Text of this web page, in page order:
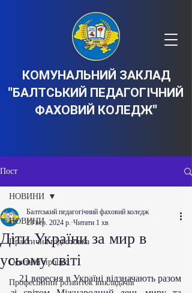
КОМУНАЛЬНИЙ ЗАКЛАД
"БАЛТСЬКИЙ ПЕДАГОГІЧНИЙ
ФАХОВИЙ КОЛЕДЖ"
Пост
НОВИНИ
Практична підготовка
Освітній процес
Професійний розвиток викладачів
НОВИНИ
Діти України за мир в
усьому світі
Балтський педагогічний фаховий коледж
23 вер. 2024 р. Читати 1 хв
   21 вересня в Україні відзначають разом